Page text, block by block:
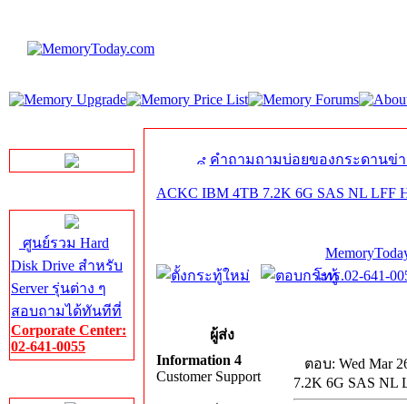
ศูนย์รวม Hard
Disk Drive สำหรับ
Server รุ่นต่าง ๆ
สอบถามได้ทันทีที่
Corporate Center:
02-641-0055
คำถามถามบ่อยของกระดานข่
ACKC IBM 4TB 7.2K 6G SAS NL LFF
โทร.02-641-
ผู้ส่ง
Information 4
Customer Support
ตอบ: Wed Mar
7.2K 6G SAS NL